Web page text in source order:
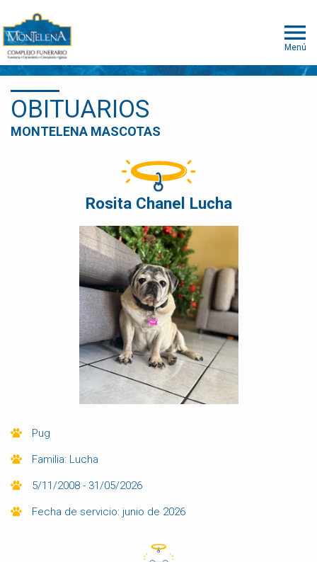
Menú
OBITUARIOS
MONTELENA MASCOTAS
Rosita Chanel Lucha
Pug
Familia: Lucha
5/11/2008 - 31/05/2026
Fecha de servicio: junio de 2026